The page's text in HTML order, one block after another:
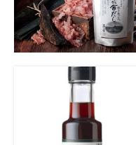
社群
愛飯團FB粉絲團
YouTube
Instagram